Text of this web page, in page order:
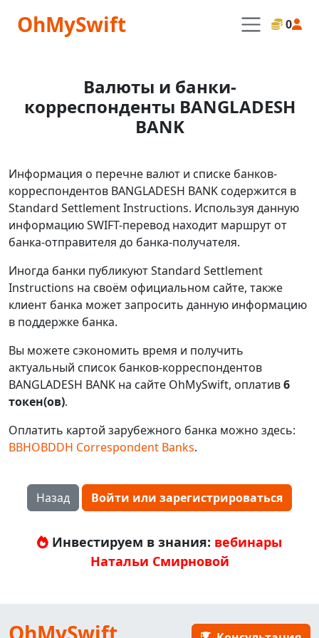
OhMySwift 0
Валюты и банки-
корреспонденты BANGLADESH
BANK
Информация о перечне валют и списке банков-
корреспондентов BANGLADESH BANK содержится в
Standard Settlement Instructions. Используя данную
информацию SWIFT-перевод находит маршрут от
банка-отправителя до банка-получателя.
Иногда банки публикуют Standard Settlement
Instructions на своём официальном сайте, также
клиент банка может запросить данную информацию
в поддержке банка.
Вы можете сэкономить время и получить
актуальный список банков-корреспондентов
BANGLADESH BANK на сайте OhMySwift, оплатив6
токен(ов).
Оплатить картой зарубежного банка можно здесь:
BBHOBDDH Correspondent Banks.
Назад Войти или зарегистрироваться
Инвестируем в знания: вебинары
Натальи Смирновой